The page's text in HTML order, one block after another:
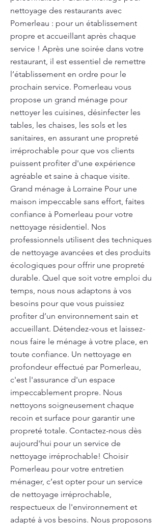
nettoyage des restaurants avec
Pomerleau : pour un établissement
propre et accueillant après chaque
service ! Après une soirée dans votre
restaurant, il est essentiel de remettre
l’établissement en ordre pour le
prochain service. Pomerleau vous
propose un grand ménage pour
nettoyer les cuisines, désinfecter les
tables, les chaises, les sols et les
sanitaires, en assurant une propreté
irréprochable pour que vos clients
puissent profiter d'une expérience
agréable et saine à chaque visite.
Grand ménage à Lorraine Pour une
maison impeccable sans effort, faites
confiance à Pomerleau pour votre
nettoyage résidentiel. Nos
professionnels utilisent des techniques
de nettoyage avancées et des produits
écologiques pour offrir une propreté
durable. Quel que soit votre emploi du
temps, nous nous adaptons à vos
besoins pour que vous puissiez
profiter d’un environnement sain et
accueillant. Détendez-vous et laissez-
nous faire le ménage à votre place, en
toute confiance. Un nettoyage en
profondeur effectué par Pomerleau,
c'est l'assurance d'un espace
impeccablement propre. Nous
nettoyons soigneusement chaque
recoin et surface pour garantir une
propreté totale. Contactez-nous dès
aujourd'hui pour un service de
nettoyage irréprochable! Choisir
Pomerleau pour votre entretien
ménager, c’est opter pour un service
de nettoyage irréprochable,
respectueux de l'environnement et
adapté à vos besoins. Nous proposons